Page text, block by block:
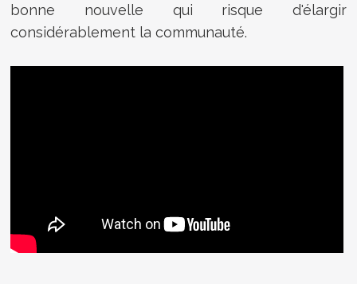
bonne nouvelle qui risque d'élargir
considérablement la communauté.